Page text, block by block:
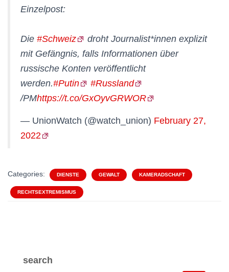
Einzelpost:
Die #Schweiz
droht Journalist*innen explizit
mit Gefängnis, falls Informationen über
russische Konten veröffentlicht
werden.#Putin
#Russland
/PMhttps://t.co/GxOyvGRWOR
— UnionWatch (@watch_union) February 27,
2022
Categories: DIENSTE GEWALT KAMERADSCHAFT
RECHTSEXTREMISMUS
search